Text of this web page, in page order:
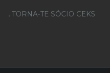
...TORNA-TE SÓCIO CEKS